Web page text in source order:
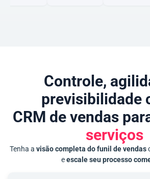
Controle,
previsibilidade
CRM de vendas
serviços
Tenha a visão completa do funil de vendas
eescale seu processo